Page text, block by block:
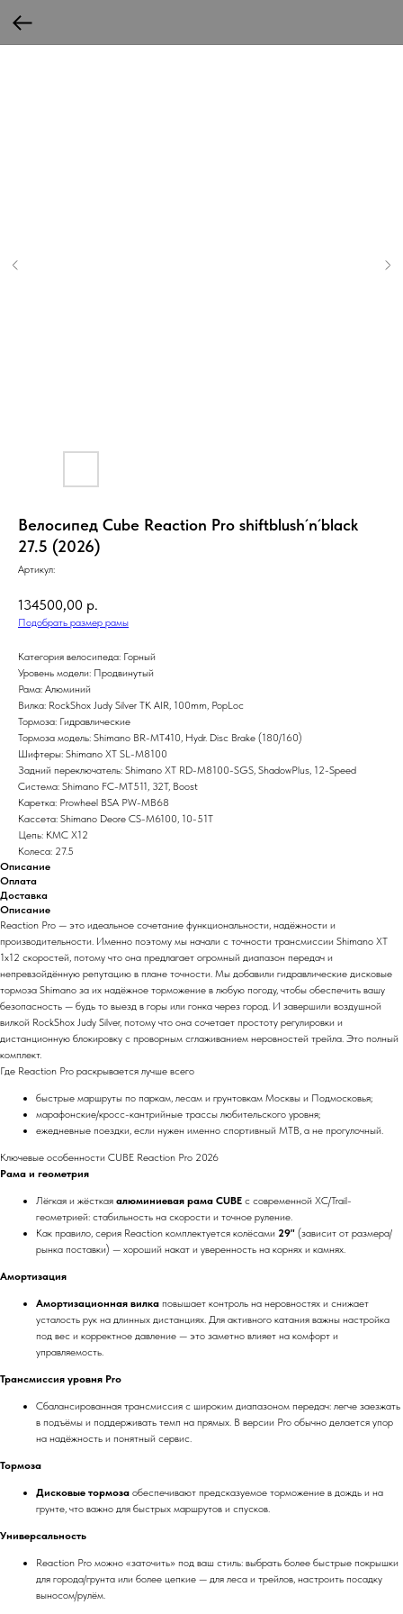
Велосипед Cube Reaction Pro shiftblush´n´black
27.5 (2026)
Артикул:
134500,00 р.
Подобрать размер рамы
Категория велосипеда: Горный
Уровень модели: Продвинутый
Рама: Алюминий
Вилка: RockShox Judy Silver TK AIR, 100mm, PopLoc
Тормоза: Гидравлические
Тормоза модель: Shimano BR-MT410, Hydr. Disc Brake (180/160)
Шифтеры: Shimano XT SL-M8100
Задний переключатель: Shimano XT RD-M8100-SGS, ShadowPlus, 12-Speed
Система: Shimano FC-MT511, 32T, Boost
Каретка: Prowheel BSA PW-MB68
Кассета: Shimano Deore CS-M6100, 10-51T
Цепь: KMC X12
Колеса: 27.5
Описание
Оплата
Доставка
Описание
Reaction Pro — это идеальное сочетание функциональности, надёжности и
производительности. Именно поэтому мы начали с точности трансмиссии Shimano XT
1x12 скоростей, потому что она предлагает огромный диапазон передач и
непревзойдённую репутацию в плане точности. Мы добавили гидравлические дисковые
тормоза Shimano за их надёжное торможение в любую погоду, чтобы обеспечить вашу
безопасность — будь то выезд в горы или гонка через город. И завершили воздушной
вилкой RockShox Judy Silver, потому что она сочетает простоту регулировки и
дистанционную блокировку с проворным сглаживанием неровностей трейла. Это полный
комплект.
Где Reaction Pro раскрывается лучше всего
быстрые маршруты по паркам, лесам и грунтовкам Москвы и Подмосковья;
марафонские/кросс-кантрийные трассы любительского уровня;
ежедневные поездки, если нужен именно спортивный MTB, а не прогулочный.
Ключевые особенности CUBE Reaction Pro 2026
Рама и геометрия
Лёгкая и жёсткая алюминиевая рама CUBE с современной XC/Trail-
геометрией: стабильность на скорости и точное руление.
Как правило, серия Reaction комплектуется колёсами 29" (зависит от размера/
рынка поставки) — хороший накат и уверенность на корнях и камнях.
Амортизация
Амортизационная вилка повышает контроль на неровностях и снижает
усталость рук на длинных дистанциях. Для активного катания важны настройка
под вес и корректное давление — это заметно влияет на комфорт и
управляемость.
Трансмиссия уровня Pro
Сбалансированная трансмиссия с широким диапазоном передач: легче заезжать
в подъёмы и поддерживать темп на прямых. В версии Pro обычно делается упор
на надёжность и понятный сервис.
Тормоза
Дисковые тормоза обеспечивают предсказуемое торможение в дождь и на
грунте, что важно для быстрых маршрутов и спусков.
Универсальность
Reaction Pro можно «заточить» под ваш стиль: выбрать более быстрые покрышки
для города/грунта или более цепкие — для леса и трейлов, настроить посадку
выносом/рулём.